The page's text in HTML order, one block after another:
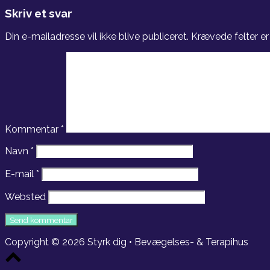
Skriv et svar
Din e-mailadresse vil ikke blive publiceret. Krævede felter
Kommentar *
Navn *
E-mail *
Websted
Copyright © 2026 Styrk dig • Bevægelses- & Terapihus
Scroll
to